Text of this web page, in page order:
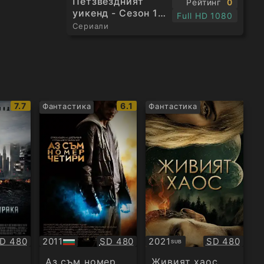
уикенд - Сезон 1
Епизод 3
Сериали
Рейтинг
0
Full HD 1080
IMDb
рейтинг:
7.7
480
Фантастика
IMDb
рейтинг:
6.1
2011
БГ
аудио
Качество:
SD 480
Фантастика
2021 SUB
Субтитри Качество:
SD 480